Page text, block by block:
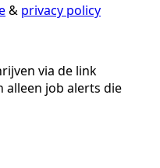
& privacy policy
via de link
alleen job alerts die